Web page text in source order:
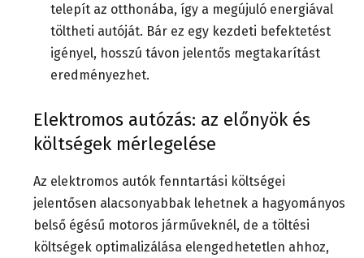
telepít az otthonába, így a megújuló energiával
töltheti autóját. Bár ez egy kezdeti befektetést
igényel, hosszú távon jelentős megtakarítást
eredményezhet.
Elektromos autózás: az előnyök és
költségek mérlegelése
Az elektromos autók fenntartási költségei
jelentősen alacsonyabbak lehetnek a hagyományos
belső égésű motoros járműveknél, de a töltési
költségek optimalizálása elengedhetetlen ahhoz,